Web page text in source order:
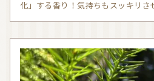
化」する香り！気持ちもスッキリさ